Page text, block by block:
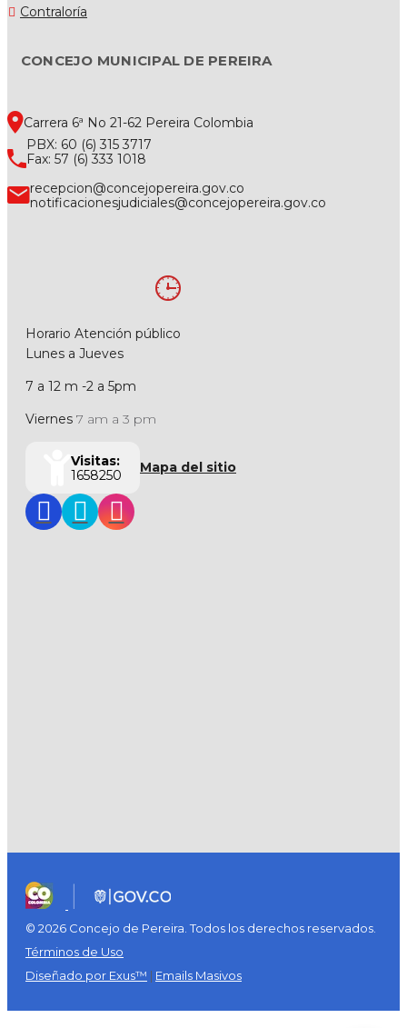
Contraloría
CONCEJO MUNICIPAL DE PEREIRA
Carrera 6ª No 21-62 Pereira Colombia
PBX: 60 (6) 315 3717
Fax: 57 (6) 333 1018
recepcion@concejopereira.gov.co
notificacionesjudiciales@concejopereira.gov.co
Horario Atención público
Lunes a Jueves
7 a 12 m -2 a 5pm
Viernes 7 am a 3 pm
Visitas:
1658250
Mapa del sitio
© 2026 Concejo de Pereira. Todos los derechos reservados.
Términos de Uso
Diseñado por Exus™ | Emails Masivos